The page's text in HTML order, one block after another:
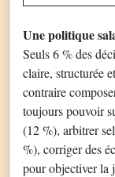
Une politique
Seuls 6 % des
claire, structurée
contraire
toujours pouvoir
(12 %), arbitrer
%), corriger des
pour objectiver la